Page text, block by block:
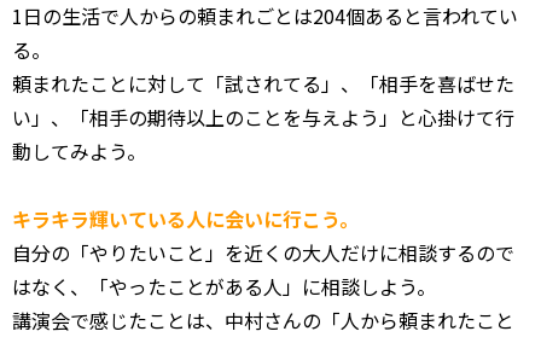
1日の生活で人からの頼まれごとは204個あると言われてい
る。
頼まれたことに対して「試されてる」、「相手を喜ばせた
い」、「相手の期待以上のことを与えよう」と心掛けて行
動してみよう。
キラキラ輝いている人に会いに行こう。
自分の「やりたいこと」を近くの大人だけに相談するので
はなく、
「やったことがある人」に相談しよう。
講演会で感じたことは、中村さんの「人から頼まれたこと